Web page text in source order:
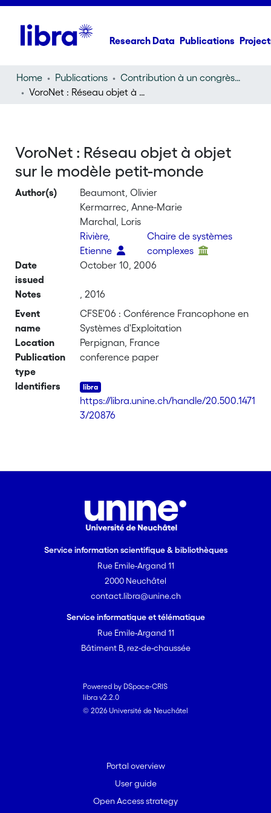
Research Data Publications
Home Publications
Contribution à un congrès (conference paper)
VoroNet : Réseau objet à objet sur le modèle petit-monde
VoroNet : Réseau objet à objet
sur le modèle petit-monde
Author(s)
Beaumont, Olivier
Kermarrec, Anne-Marie
Marchal, Loris
Rivière,
Etienne
Chaire de systèmes
complexes
Date
issued
October 10, 2006
Notes
, 2016
Event
name
CFSE'06 : Conférence Francophone en
Systèmes d'Exploitation
Location
Perpignan, France
Publication
type
conference paper
Identifiers
https://libra.unine.ch/handle/20.500.1471
3/20876
Service information scientifique & bibliothèques
Rue Emile-Argand 11
2000 Neuchâtel
contact.libra@unine.ch
Service informatique et télématique
Rue Emile-Argand 11
Bâtiment B, rez-de-chaussée
Powered by DSpace-CRIS
libra v2.2.0
© 2026 Université de Neuchâtel
Portal overview
User guide
Open Access strategy